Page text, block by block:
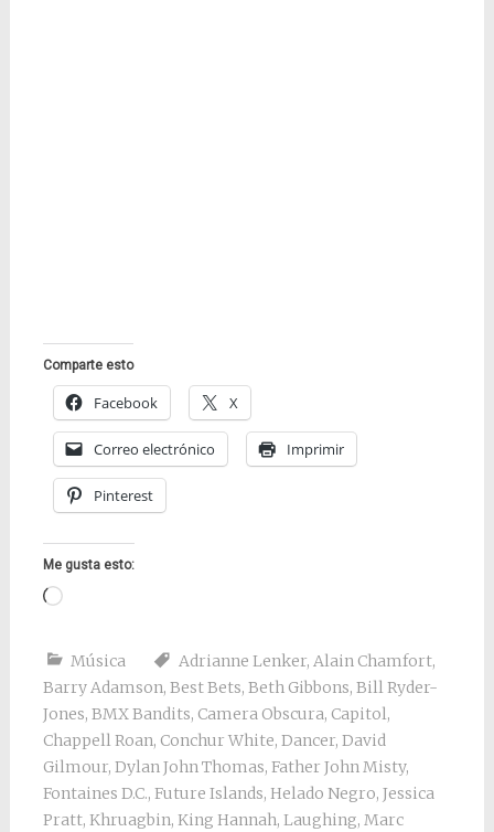
Comparte esto
Facebook X
Correo electrónico Imprimir
Pinterest
Me gusta esto:
Cargando...
Música Adrianne Lenker, Alain Chamfort,
Barry Adamson, Best Bets, Beth Gibbons, Bill Ryder-
Jones, BMX Bandits, Camera Obscura, Capitol,
Chappell Roan, Conchur White, Dancer, David
Gilmour, Dylan John Thomas, Father John Misty,
Fontaines D.C., Future Islands, Helado Negro, Jessica
Pratt, Khruagbin, King Hannah, Laughing, Marc